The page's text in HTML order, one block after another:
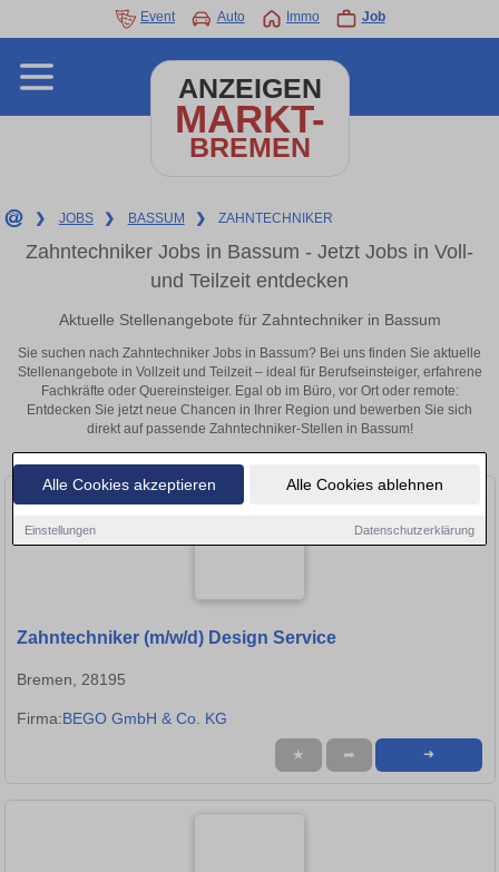
Alle Cookies akzeptieren Alle Cookies ablehnen
Einstellungen Datenschutzerklärung
Event Auto Immo Job
ANZEIGEN
MARKT-
BREMEN
❯ JOBS ❯ BASSUM ❯ ZAHNTECHNIKER
Zahntechniker Jobs in Bassum - Jetzt Jobs in Voll-
und Teilzeit entdecken
Aktuelle Stellenangebote für Zahntechniker in Bassum
Sie suchen nach Zahntechniker Jobs in Bassum? Bei uns finden Sie aktuelle
Stellenangebote in Vollzeit und Teilzeit – ideal für Berufseinsteiger, erfahrene
Fachkräfte oder Quereinsteiger. Egal ob im Büro, vor Ort oder remote:
Entdecken Sie jetzt neue Chancen in Ihrer Region und bewerben Sie sich
direkt auf passende Zahntechniker-Stellen in Bassum!
Zahntechniker (m/w/d) Design Service
Bremen, 28195
Firma:BEGO GmbH & Co. KG
★ ➦ ➜